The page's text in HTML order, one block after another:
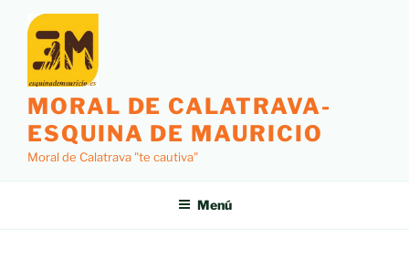
contenido
MORAL DE CALATRAVA-
ESQUINA DE MAURICIO
Moral de Calatrava "te cautiva"
Menú